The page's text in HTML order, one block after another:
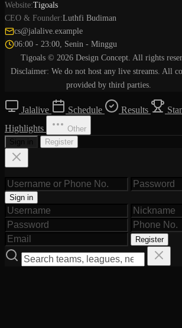
Website:Tigoals
CEO & Founder:Luthfi Budiman
cs@jalalive.example
06:00 - 23:00, Senin - Minggu
Tigoals © 2026 Design Concept. All rights
Disclaimer: We do not host any live streams. All
provided by third parties.
Jalalive Schedule Results
Highlights
Other
Sign in
Register
Sign in
Register